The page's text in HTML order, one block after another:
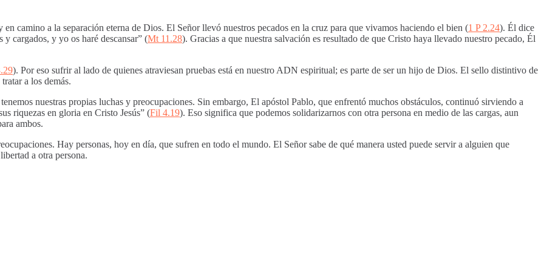
camino a la separación eterna de Dios. El Señor llevó nuestros pecados en la cruz para que vivamos haciendo el bien (1 P 2.24). Él dice
cargados, y yo os haré descansar” (Mt 11.28). Gracias a que nuestra salvación es resultado de que Cristo haya llevado nuestro pecado, Él
). Por eso sufrir al lado de quienes atraviesan pruebas está en nuestro ADN espiritual; es parte de ser un hijo de Dios. El sello distintivo de
a los demás.
nuestras propias luchas y preocupaciones. Sin embargo, El apóstol Pablo, que enfrentó muchos obstáculos, continuó sirviendo a
riquezas en gloria en Cristo Jesús” (Fil 4.19). Eso significa que podemos solidarizarnos con otra persona en medio de las cargas, aun
ambos.
Hay personas, hoy en día, que sufren en todo el mundo. El Señor sabe de qué manera usted puede servir a alguien que
a otra persona.